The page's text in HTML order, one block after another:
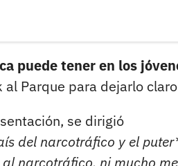
puede tener en los
al Parque para dejarlo
se dirigió
del narcotráfico y el